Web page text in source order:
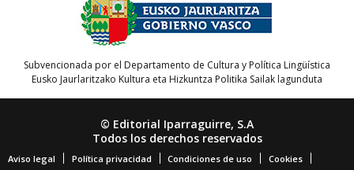
Subvencionada por el Departamento de Cultura y Política Lingüística
Eusko Jaurlaritzako Kultura eta Hizkuntza Politika Sailak lagunduta
© Editorial Iparraguirre, S.A
Todos los derechos reservados
Aviso legal Política privacidad Condiciones de uso Cookies